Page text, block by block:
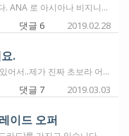
봐도 3개이상 않나오내요. 방법이 있을가요? Lifemile 에서도 3개이상은 않나오고, 오직 United 에서만 가능한건가요?
댓글 6 2019.02.28
.
여행은 7일정도 입니다.좀 제대로 알아서 돈 많이 안쓰고?편한 여행 하고 싶어요..근데 진짜 이건 알못.. 참고로 전 별거 없구 UR 50만정도랑 Marriott 40만 정도 있어요..MR은 하도 카드를 안써서 만오천정도구요..델타랑 아시아나는 왕창 털어먹어서 거의 바닥이구..올 여름에 바하마 3번째로 가려고 하는데 좀 도와주세요.^^아니면 다른 케러비안 추천 부탁 드립니다.
댓글 7 2019.03.03
이드 오퍼